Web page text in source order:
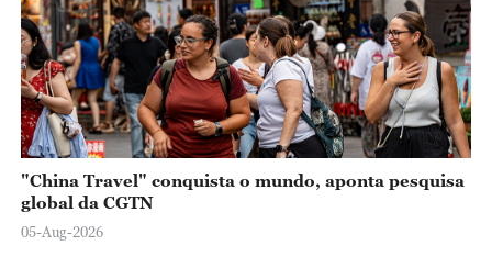
"China Travel" conquista o mundo, aponta pesquisa
global da CGTN
05-Aug-2026